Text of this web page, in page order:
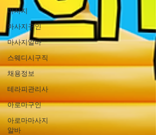
마사지
마사지구인
마사지알바
스웨디시구직
채용정보
테라피관리사
아로마구인
아로마마사지
알바